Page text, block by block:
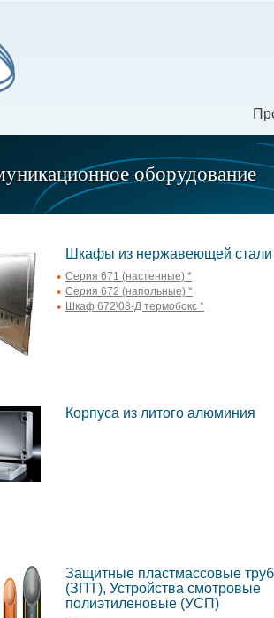
оборудование
Шкафы из нержавеющей стали
Серия 671 (настенные) *
Серия 672 (напольные) *
Шкаф 672\08-Д термобокс *
Корпуса из литого алюминия
Защитные пластмассовые
(ЗПТ), Устройства смотровые
полиэтиленовые (УСП)